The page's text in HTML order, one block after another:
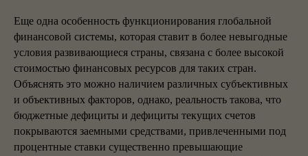
Еще одна особенность функционирования глобальной
финансовой системы, которая ставит в более невыгодные
условия развивающиеся страны, связана с более высокой
стоимостью финансовых ресурсов для таких стран.
Объяснять это можно наличием различных субъективных
и объективных факторов, однако, реальность такова, что
бюджетные дефициты и дефициты текущих счетов
покрываются заемными средствами, привлеченными под
процентные ставки существенно превышающие